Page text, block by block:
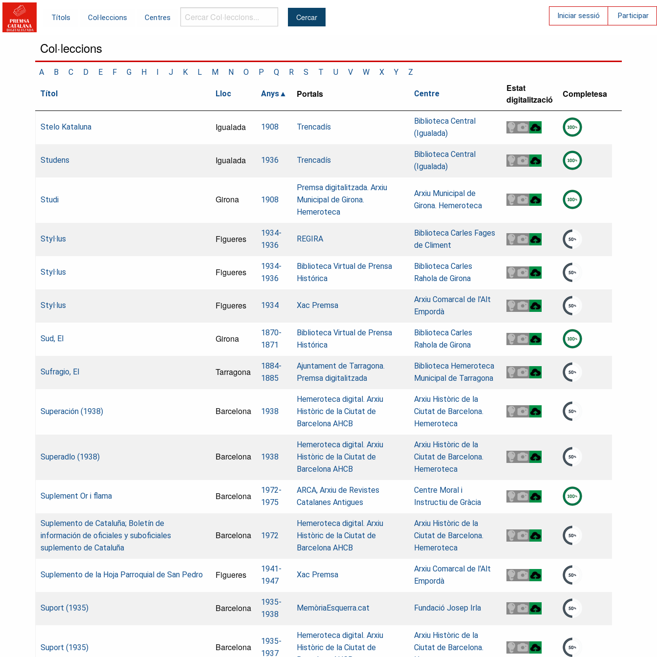
Títols Col·leccions Centres
Cercar
Col·leccions...
Iniciar sessió Participar
Col·leccions
A B C D E F G H I J K L M N O P Q R S T U V W X Y Z
Títol Lloc Anys Portals Centre
Estat
digitalització
Completesa
Stelo Kataluna Igualada 1908 Trencadís
Biblioteca Central
(Igualada)
Studens Igualada 1936 Trencadís
Biblioteca Central
(Igualada)
Studi Girona 1908
Premsa digitalitzada. Arxiu
Municipal de Girona.
Hemeroteca
Arxiu Municipal de
Girona. Hemeroteca
Styl·lus Figueres
1934-
1936
REGIRA
Biblioteca Carles Fages
de Climent
Styl·lus Figueres
1934-
1936
Biblioteca Virtual de Prensa
Histórica
Biblioteca Carles
Rahola de Girona
Styl·lus Figueres 1934 Xac Premsa
Arxiu Comarcal de l'Alt
Empordà
Sud, El Girona
1870-
1871
Biblioteca Virtual de Prensa
Histórica
Biblioteca Carles
Rahola de Girona
Sufragio, El Tarragona
1884-
1885
Ajuntament de Tarragona.
Premsa digitalitzada
Biblioteca Hemeroteca
Municipal de Tarragona
Superación (1938) Barcelona 1938
Hemeroteca digital. Arxiu
Històric de la Ciutat de
Barcelona AHCB
Arxiu Històric de la
Ciutat de Barcelona.
Hemeroteca
Superadlo (1938) Barcelona 1938
Hemeroteca digital. Arxiu
Històric de la Ciutat de
Barcelona AHCB
Arxiu Històric de la
Ciutat de Barcelona.
Hemeroteca
Suplement Or i flama Barcelona
1972-
1975
ARCA, Arxiu de Revistes
Catalanes Antigues
Centre Moral i
Instructiu de Gràcia
Suplemento de Cataluña; Boletín de
información de oficiales y suboficiales
suplemento de Cataluña
Barcelona 1972
Hemeroteca digital. Arxiu
Històric de la Ciutat de
Barcelona AHCB
Arxiu Històric de la
Ciutat de Barcelona.
Hemeroteca
Suplemento de la Hoja Parroquial de San Pedro Figueres
1941-
1947
Xac Premsa
Arxiu Comarcal de l'Alt
Empordà
Suport (1935) Barcelona
1935-
1938
MemòriaEsquerra.cat Fundació Josep Irla
Suport (1935) Barcelona
1935-
1937
Hemeroteca digital. Arxiu
Històric de la Ciutat de
Arxiu Històric de la
Ciutat de Barcelona.